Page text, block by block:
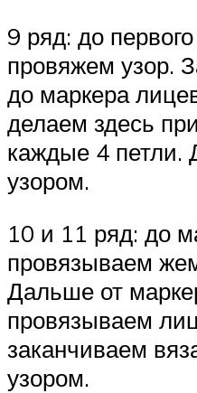
9 ряд: до
провяжем узор.
до маркера
делаем здесь
каждые 4 петли.
узором.
10 и 11 ряд: до
провязываем
Дальше от
провязываем
заканчиваем
узором.